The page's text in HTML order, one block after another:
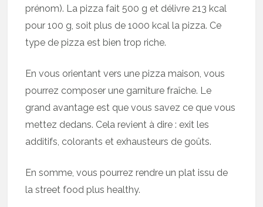
prénom). La pizza fait 500 g et délivre 213 kcal
pour 100 g, soit plus de 1000 kcal la pizza. Ce
type de pizza est bien trop riche.
En vous orientant vers une pizza maison, vous
pourrez composer une garniture fraîche. Le
grand avantage est que vous savez ce que vous
mettez dedans. Cela revient à dire : exit les
additifs, colorants et exhausteurs de goûts.
En somme, vous pourrez rendre un plat issu de
la street food plus healthy.